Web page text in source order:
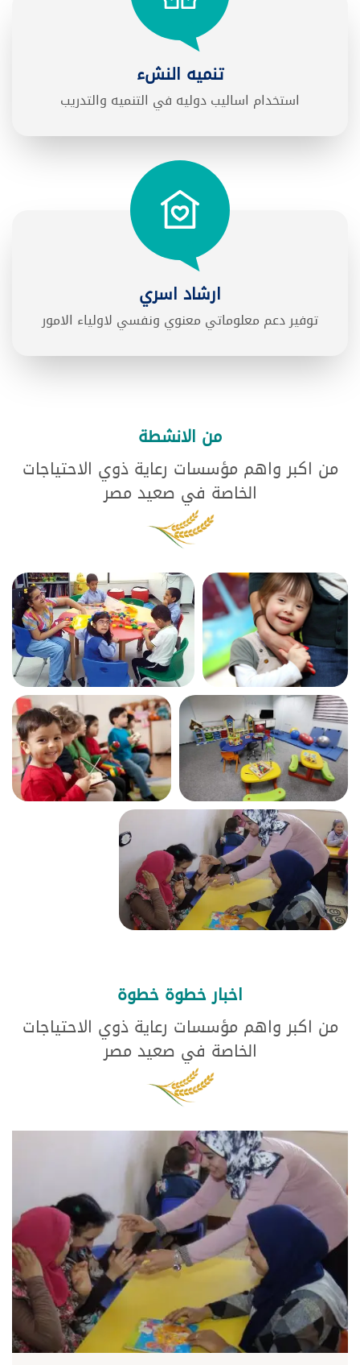
تنميه النشء
استخدام اساليب دوليه في التنميه والتدريب
ارشاد اسري
توفير دعم معلوماتي معنوي ونفسي لاولياء الامور
من الانشطة
من اكبر واهم مؤسسات رعاية ذوي الاحتياجات
الخاصة في صعيد مصر
اخبار خطوة خطوة
من اكبر واهم مؤسسات رعاية ذوي الاحتياجات
الخاصة في صعيد مصر